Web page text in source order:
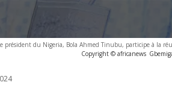
président du Nigeria, Bola Ahmed Tinubu, participe à la
Copyright © africanews